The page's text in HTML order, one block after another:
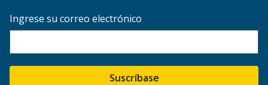
Ingrese su correo electrónico
Suscríbase